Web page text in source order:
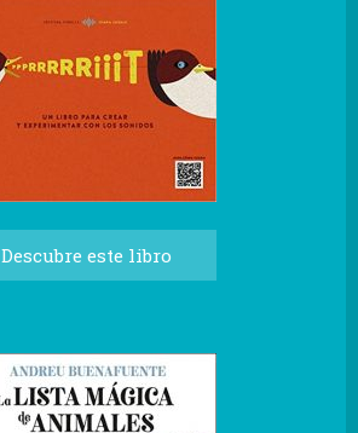
Descubre este libro